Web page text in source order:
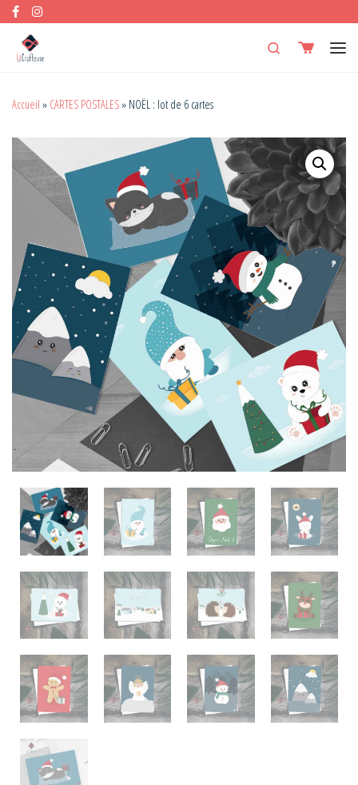
Skip to content
Search
Accueil » CARTES POSTALES» NOËL : lot de 6 cartes